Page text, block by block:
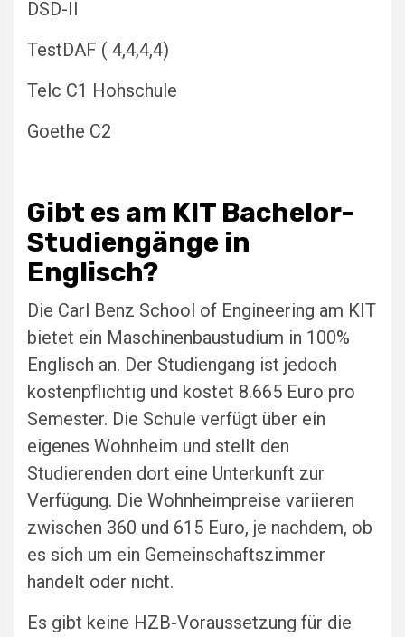
DSD-II
TestDAF ( 4,4,4,4)
Telc C1 Hohschule
Goethe C2
Gibt es am KIT Bachelor-
Studiengänge in
Englisch?
Die Carl Benz School of Engineering am KIT
bietet ein Maschinenbaustudium in 100%
Englisch an. Der Studiengang ist jedoch
kostenpflichtig und kostet 8.665 Euro pro
Semester. Die Schule verfügt über ein
eigenes Wohnheim und stellt den
Studierenden dort eine Unterkunft zur
Verfügung. Die Wohnheimpreise variieren
zwischen 360 und 615 Euro, je nachdem, ob
es sich um ein Gemeinschaftszimmer
handelt oder nicht.
Es gibt keine HZB-Voraussetzung für die